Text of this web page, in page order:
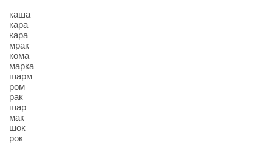
каша
кара
кара
мрак
кома
марка
шарм
ром
рак
шар
мак
шок
рок